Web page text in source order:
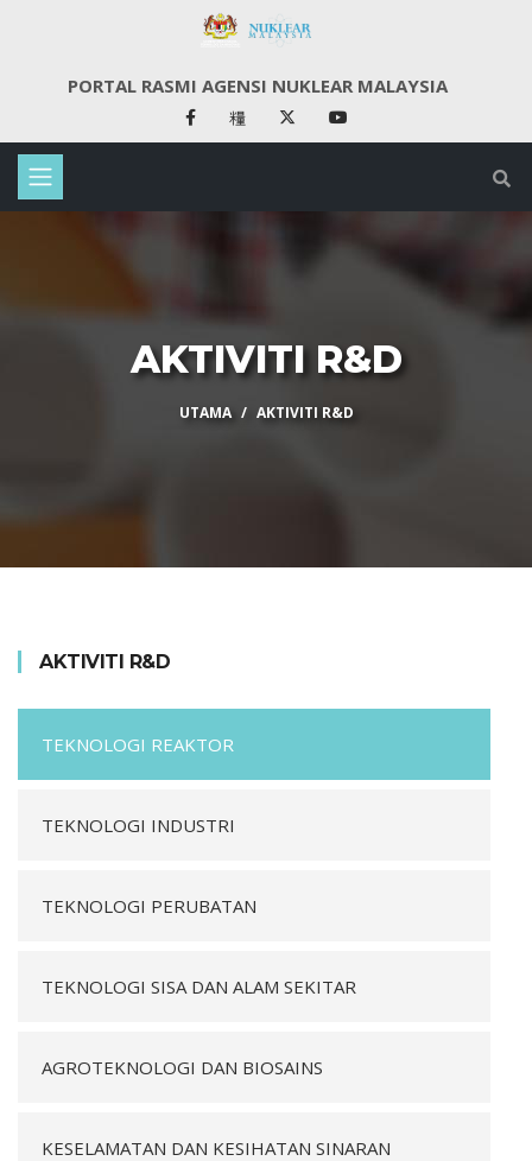
PORTAL RASMI AGENSI NUKLEAR MALAYSIA
AKTIVITI R&D
UTAMA AKTIVITI R&D
AKTIVITI R&D
TEKNOLOGI REAKTOR
TEKNOLOGI INDUSTRI
TEKNOLOGI PERUBATAN
TEKNOLOGI SISA DAN ALAM SEKITAR
AGROTEKNOLOGI DAN BIOSAINS
KESELAMATAN DAN KESIHATAN SINARAN